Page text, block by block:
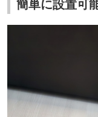
簡単に設置可